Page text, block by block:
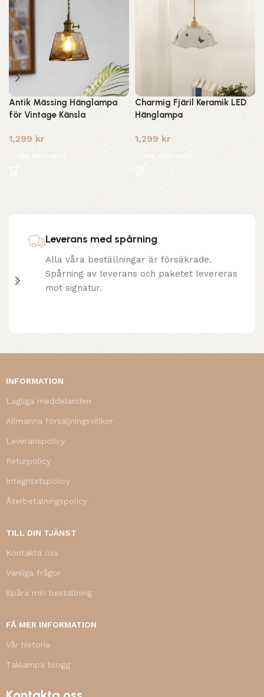
Antik Mässing Hänglampa
för Vintage Känsla
1,299 kr
Välj alternativ
Charmig Fjäril Keramik LED
Hänglampa
1,299kr
Välj alternativ
Leverans med spårning
Alla våra beställningar är försäkrade.
Spårning av leverans och paketet levereras
mot signatur.
INFORMATION
Lagliga meddelanden
Allmänna försäljningsvillkor
Leveranspolicy
Returpolicy
Integritetspolicy
Återbetalningspolicy
TILL DIN TJÄNST
Kontakta oss
Vanliga frågor
Spåra min beställning
FÅ MER INFORMATION
Vår historia
Taklampa blogg